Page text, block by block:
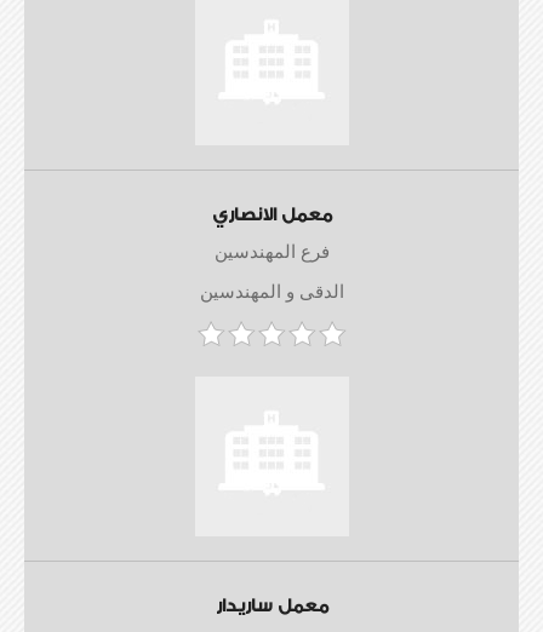
معمل الانصاري
فرع المهندسين
الدقى و المهندسين
معمل ساريدار